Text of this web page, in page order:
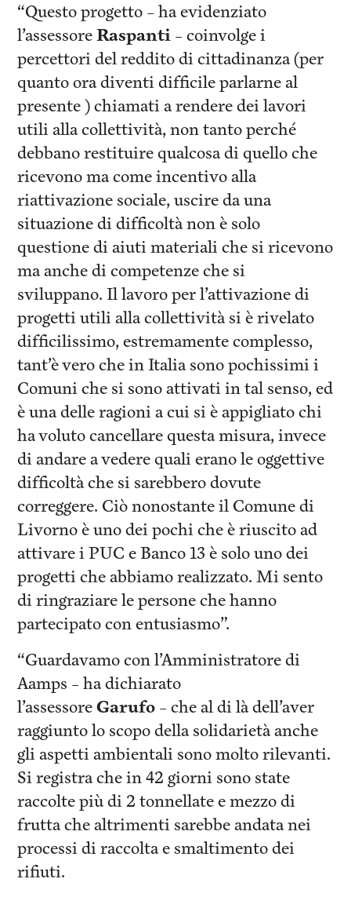
“Questo progetto – ha evidenziato
l’assessoreRaspanti – coinvolge i
percettori del reddito di cittadinanza (per
quanto ora diventi difficile parlarne al
presente ) chiamati a rendere dei lavori
utili alla collettività, non tanto perché
debbano restituire qualcosa di quello che
ricevono ma come incentivo alla
riattivazione sociale, uscire da una
situazione di difficoltà non è solo
questione di aiuti materiali che si ricevono
ma anche di competenze che si
sviluppano. Il lavoro per l’attivazione di
progetti utili alla collettività si è rivelato
difficilissimo, estremamente complesso,
tant’è vero che in Italia sono pochissimi i
Comuni che si sono attivati in tal senso, ed
è una delle ragioni a cui si è appigliato chi
ha voluto cancellare questa misura, invece
di andare a vedere quali erano le oggettive
difficoltà che si sarebbero dovute
correggere. Ciò nonostante il Comune di
Livorno è uno dei pochi che è riuscito ad
attivare i PUC e Banco 13 è solo uno dei
progetti che abbiamo realizzato. Mi sento
di ringraziare le persone che hanno
partecipato con entusiasmo”.
“Guardavamo con l’Amministratore di
Aamps – ha dichiarato
l’assessoreGarufo – che al di là dell’aver
raggiunto lo scopo della solidarietà anche
gli aspetti ambientali sono molto rilevanti.
Si registra che in 42 giorni sono state
raccolte più di 2 tonnellate e mezzo di
frutta che altrimenti sarebbe andata nei
processi di raccolta e smaltimento dei
rifiuti.